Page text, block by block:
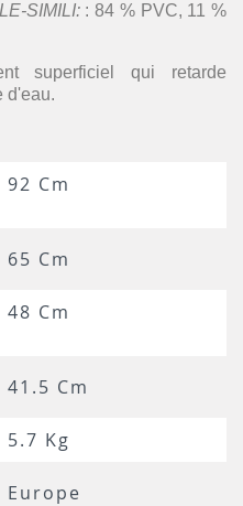
SIMILI: : 84 % PVC, 11 %
superficiel qui retarde
d'eau.
92 Cm
65 Cm
48 Cm
41.5 Cm
5.7 Kg
Europe